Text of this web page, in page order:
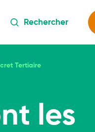
Rechercher
Tertiaire
les